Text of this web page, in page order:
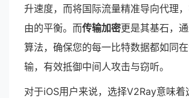
升速度，而将国际流量精准导向代理
由的平衡。而传输加密更是其基石，
算法，确保您的每一比特数据都如同
输，有效抵御中间人攻击与窃听。
对于iOS用户来说，选择V2Ray意味着